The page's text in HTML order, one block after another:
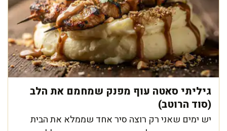
גיליתי סאטה עוף מפנק שמחמם את הלב
(סוד הרוטב)
יש ימים שאני רק רוצה סיר אחד שממלא את הבית